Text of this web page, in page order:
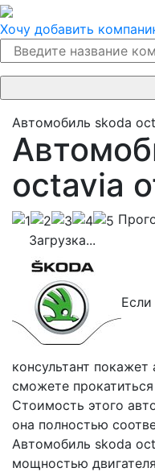
Хочу добавить
Автомобиль skoda
octavia
Загрузка...
консультант
сможете
Стоимость этого
она полностью
Автомобиль skoda
мощностью